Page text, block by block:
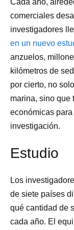
comerciales
investigadores
en un nuevo
anzuelos,
kilómetros de
por cierto, no
marina, sino que
económicas
investigación.
Estudio
Los
de siete países
qué cantidad de
cada año. El